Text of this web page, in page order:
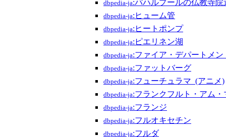
dbpedia-ja:パハルプールの仏教寺院
dbpedia-ja:ヒューム管
dbpedia-ja:ヒートポンプ
dbpedia-ja:ピエリネン湖
dbpedia-ja:ファイア・デパートメン
dbpedia-ja:ファットバーグ
dbpedia-ja:フューチュラマ_(アニメ)
dbpedia-ja:フランクフルト・アム・
dbpedia-ja:フランジ
dbpedia-ja:フルオキセチン
dbpedia-ja:フルダ